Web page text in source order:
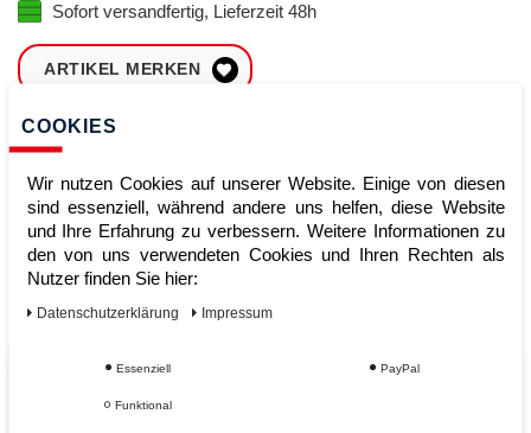
Sofort versandfertig, Lieferzeit 48h
ARTIKEL MERKEN
ZUM WARENKORB
Sofort lieferbar
Kauf auf Rechnung
COOKIES
Wir nutzen Cookies auf unserer Website. Einige von diesen
sind essenziell, während andere uns helfen, diese Website
und Ihre Erfahrung zu verbessern. Weitere Informationen zu
den von uns verwendeten Cookies und Ihren Rechten als
Nutzer finden Sie hier:
Daten­schutz­erklärung Impressum
Essenziell PayPal
Funktional